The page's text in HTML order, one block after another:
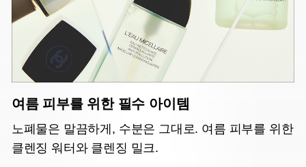
여름 피부를 위한 필수 아이템
노폐물은 말끔하게, 수분은 그대로. 여름 피부를 위한
클렌징 워터와 클렌징 밀크.